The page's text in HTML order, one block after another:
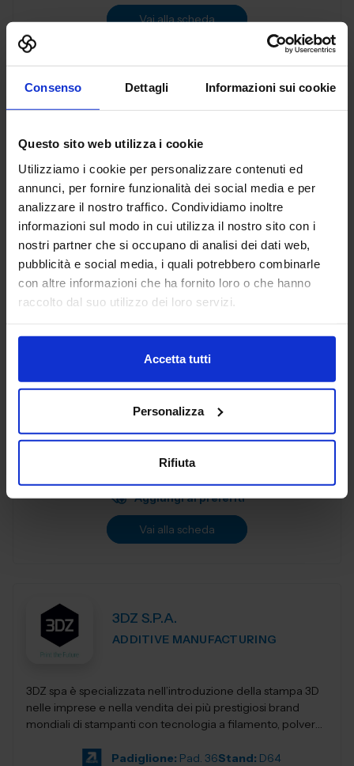
Consenso Dettagli Informazioni sui cookie
Questo sito web utilizza i cookie
Utilizziamo i cookie per personalizzare contenuti ed
annunci, per fornire funzionalità dei social media e per
analizzare il nostro traffico. Condividiamo inoltre
informazioni sul modo in cui utilizza il nostro sito con i
nostri partner che si occupano di analisi dei dati web,
pubblicità e social media, i quali potrebbero combinarle
con altre informazioni che ha fornito loro o che hanno
raccolto dal suo utilizzo dei loro servizi.
Accetta tutti
Personalizza
Rifiuta
Vai alla scheda
3D PRINT ITALIA SRL
Padiglione:
Aggiungi ai preferiti
Vai alla scheda
service professionale di stampa 3D a professionisti ed
aziende. Copriamo le principali tecnologie di
Padiglione: Pad. 36
Aggiungi ai preferiti
Vai alla scheda
3DZ S.P.A.
ADDITIVE MANUFACTURING
3DZ spa è specializzata nell’introduzione della stampa 3D
nelle imprese e nella vendita dei più prestigiosi brand
mondiali di stampanti con tecnologia a filamento, polvere,
Padiglione: Pad. 36Stand: D64